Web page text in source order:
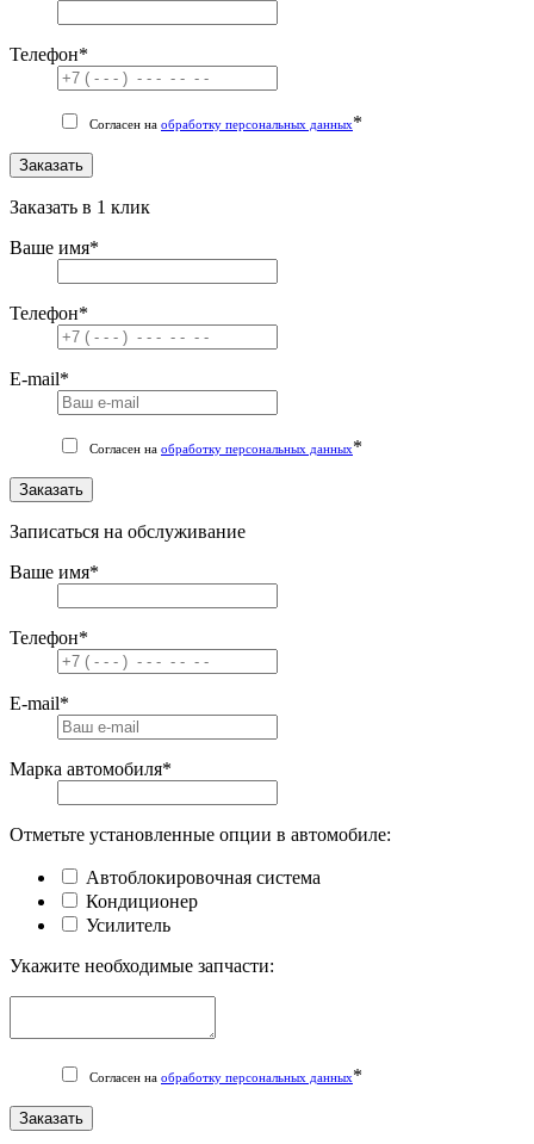
Телефон*
Согласен на обработку персональных данных*
Заказать
Заказать в 1 клик
Ваше имя*
Телефон*
E-mail*
Согласен на обработку персональных данных*
Заказать
Записаться на обслуживание
Ваше имя*
Телефон*
E-mail*
Марка автомобиля*
Отметьте установленные опции в автомобиле:
Автоблокировочная система
Кондиционер
Усилитель
Укажите необходимые запчасти:
Согласен на обработку персональных данных*
Заказать